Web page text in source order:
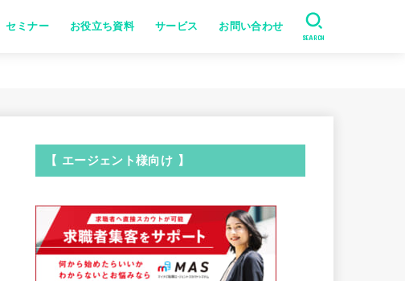
セミナー お役立ち資料 サービス お問い合わせ
SEARCH
【 エージェント様向け 】